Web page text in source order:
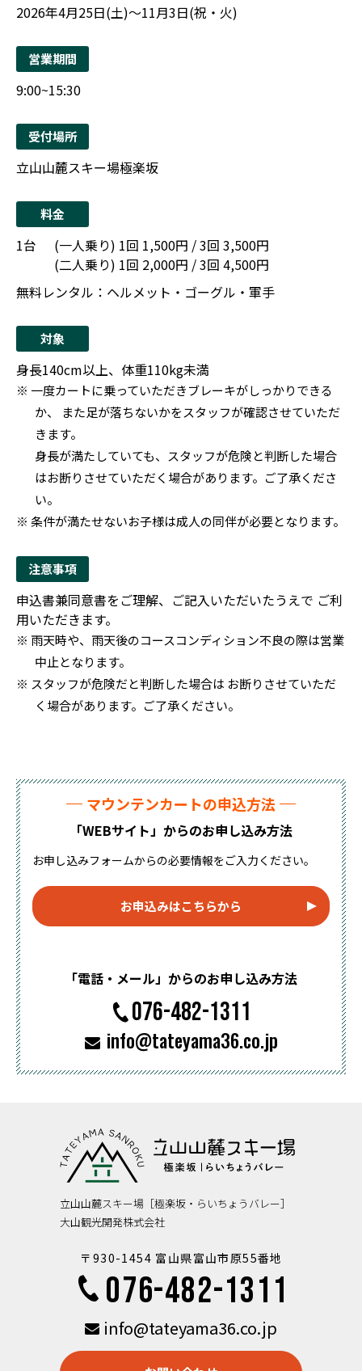
2026年4月25日(土)～11月3日(祝・火)
営業期間
9:00~15:30
受付場所
立山山麓スキー場極楽坂
料金
1台
(一人乗り) 1回 1,500円 / 3回 3,500円
(二人乗り) 1回 2,000円 / 3回 4,500円
無料レンタル：ヘルメット・ゴーグル・軍手
対象
身長140cm以上、体重110kg未満
※ 一度カートに乗っていただきブレーキがしっかりできる
か、 また足が落ちないかをスタッフが確認させていただ
きます。
身長が満たしていても、スタッフが危険と判断した場合
はお断りさせていただく場合があります。ご了承くださ
い。
※ 条件が満たせないお子様は成人の同伴が必要となります。
注意事項
申込書兼同意書をご理解、ご記入いただいたうえで ご利
用いただきます。
※ 雨天時や、雨天後のコースコンディション不良の際は営業
中止となります。
※ スタッフが危険だと判断した場合は お断りさせていただ
く場合があります。ご了承ください。
マウンテンカートの申込方法
「WEBサイト」からのお申し込み方法
お申し込みフォームからの必要情報をご入力ください。
お申込みはこちらから
「電話・メール」からのお申し込み方法
076-482-1311
info@tateyama36.co.jp
立山山麓スキー場［極楽坂・らいちょうバレー］
大山観光開発株式会社
〒930-1454 富山県富山市原55番地
076-482-1311
info@tateyama36.co.jp